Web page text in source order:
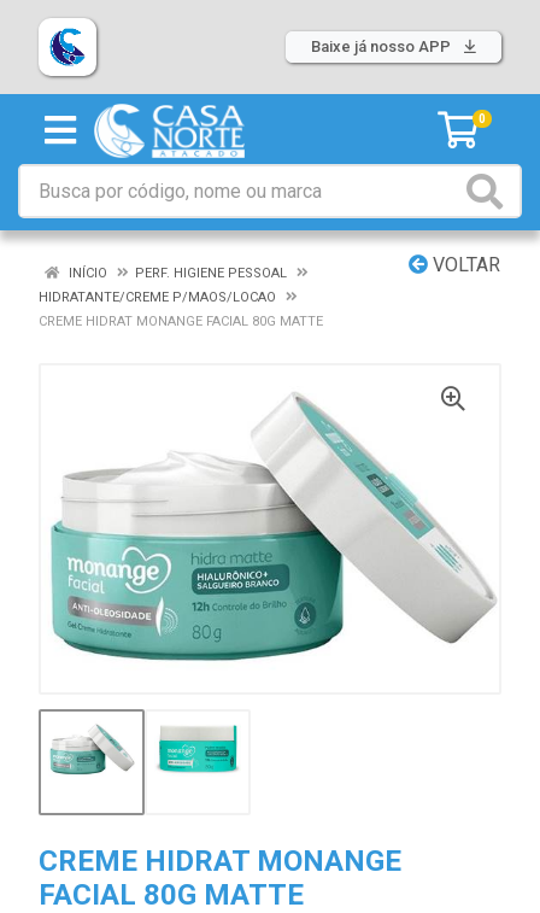
Baixe já nosso APP
0
VOLTAR
INÍCIO
PERF. HIGIENE PESSOAL
HIDRATANTE/CREME P/MAOS/LOCAO
CREME HIDRAT MONANGE FACIAL 80G MATTE
CREME HIDRAT MONANGE
FACIAL 80G MATTE